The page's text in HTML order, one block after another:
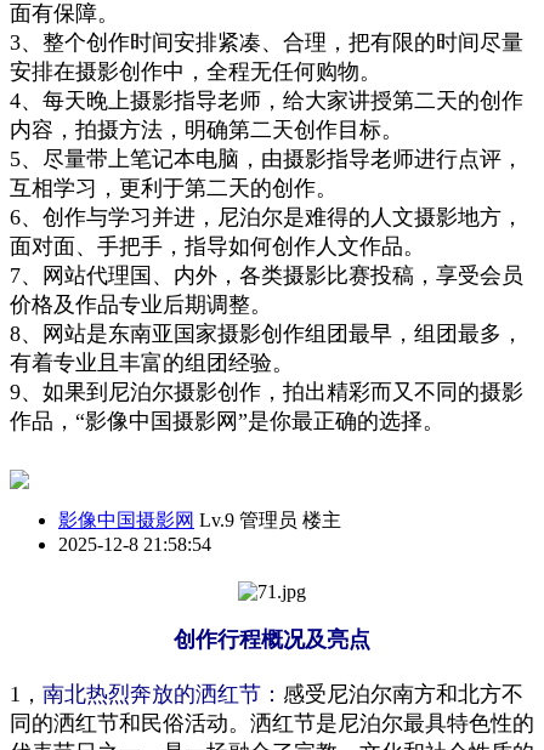
面有保障。
3、整个创作时间安排紧凑、合理，把有限的时间尽量
安排在摄影创作中 ，全程无任何购物。
4、每天晚上摄影指导老师 ， 给大家讲授第二天的创作
内容，拍摄方法，明确第二天创作目标。
5、 尽量带上笔记本电脑 ， 由摄影指导老师进行点评，
互相学习，更利于第二天的创作。
6、创作与学习并进，尼泊尔是难得的人文摄影地方，
面对面、手把手，指导如何创作人文作品。
7、网站代理国、内外，各类摄影比赛投稿，享受会员
价格及作品专业后期调整。
8、网站是东南亚国家摄影创作组团最早，组团最多，
有着专业且丰富的组团经验。
9、 如果到尼泊尔摄影创作，拍出精彩而又不同的摄影
作品，“影像中国摄影网”是你最正确的选择。
影像中国摄影网 Lv.9 管理员 楼主
2025-12-8 21:58:54
创作行程概况及亮点
1， 南北热烈奔放的洒红节： 感受尼泊尔南方和北方不
同的洒红节和民俗活动。洒红节是尼泊尔最具特色性的